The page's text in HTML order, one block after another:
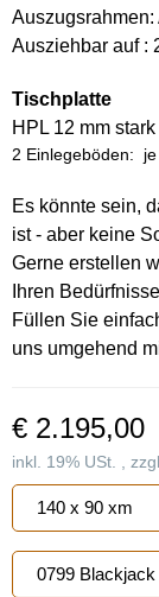
Auszugsrahmen:
Ausziehbar auf :
Tischplatte
HPL 12 mm stark
2 Einlegeböden: je
Es könnte sein,
ist - aber keine
Gerne erstellen
Ihren
Füllen Sie
uns umgehend
€ 2.195,00
inkl. 19% USt. , zzgl.
140 x 90 xm
0799